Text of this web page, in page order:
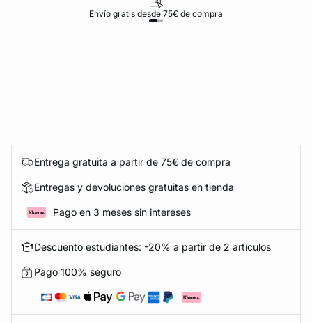
Envío gratis desde 75€ de compra
Entrega gratuita a partir de 75€ de compra
Entregas y devoluciones gratuitas en tienda
Pago en 3 meses sin intereses
Descuento estudiantes: -20% a partir de 2 artículos
Pago 100% seguro